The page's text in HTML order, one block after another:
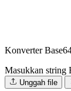
Konverter
Masukkan string
Unggah file